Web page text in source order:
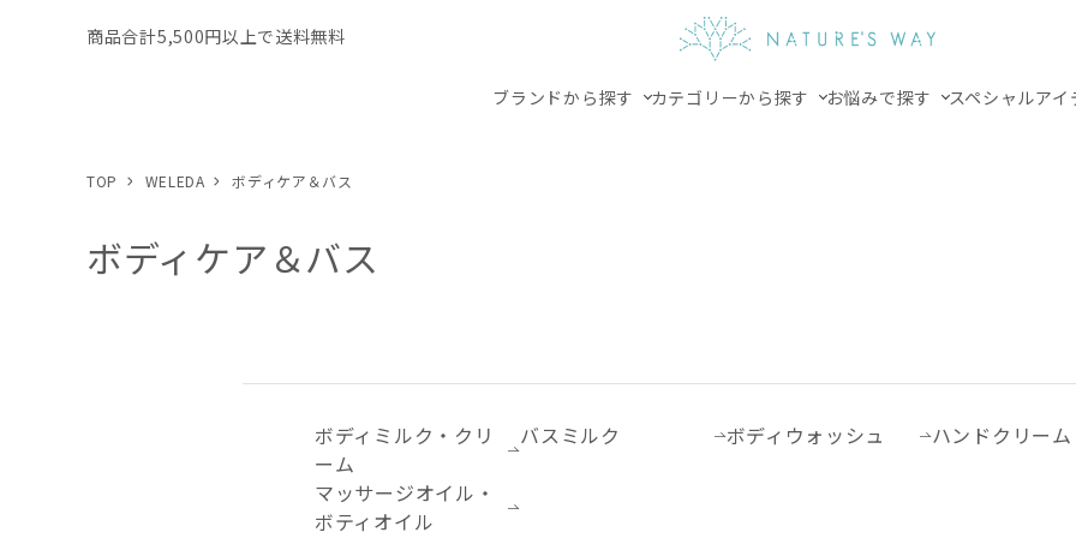
商品合計5,500円以上で送料無料
ブランドから探す カテゴリーから探す お悩みで探す スペシャルア
ボディケア＆バス
ボディミルク・クリ
ーム
バスミルク ボディウォッシュ
ハンドクリーム
マッサージオイル・
ボティオイル
TOP WELEDA ボディケア＆バス